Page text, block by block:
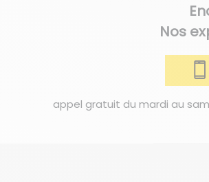
Nos
appel gratuit du mardi au